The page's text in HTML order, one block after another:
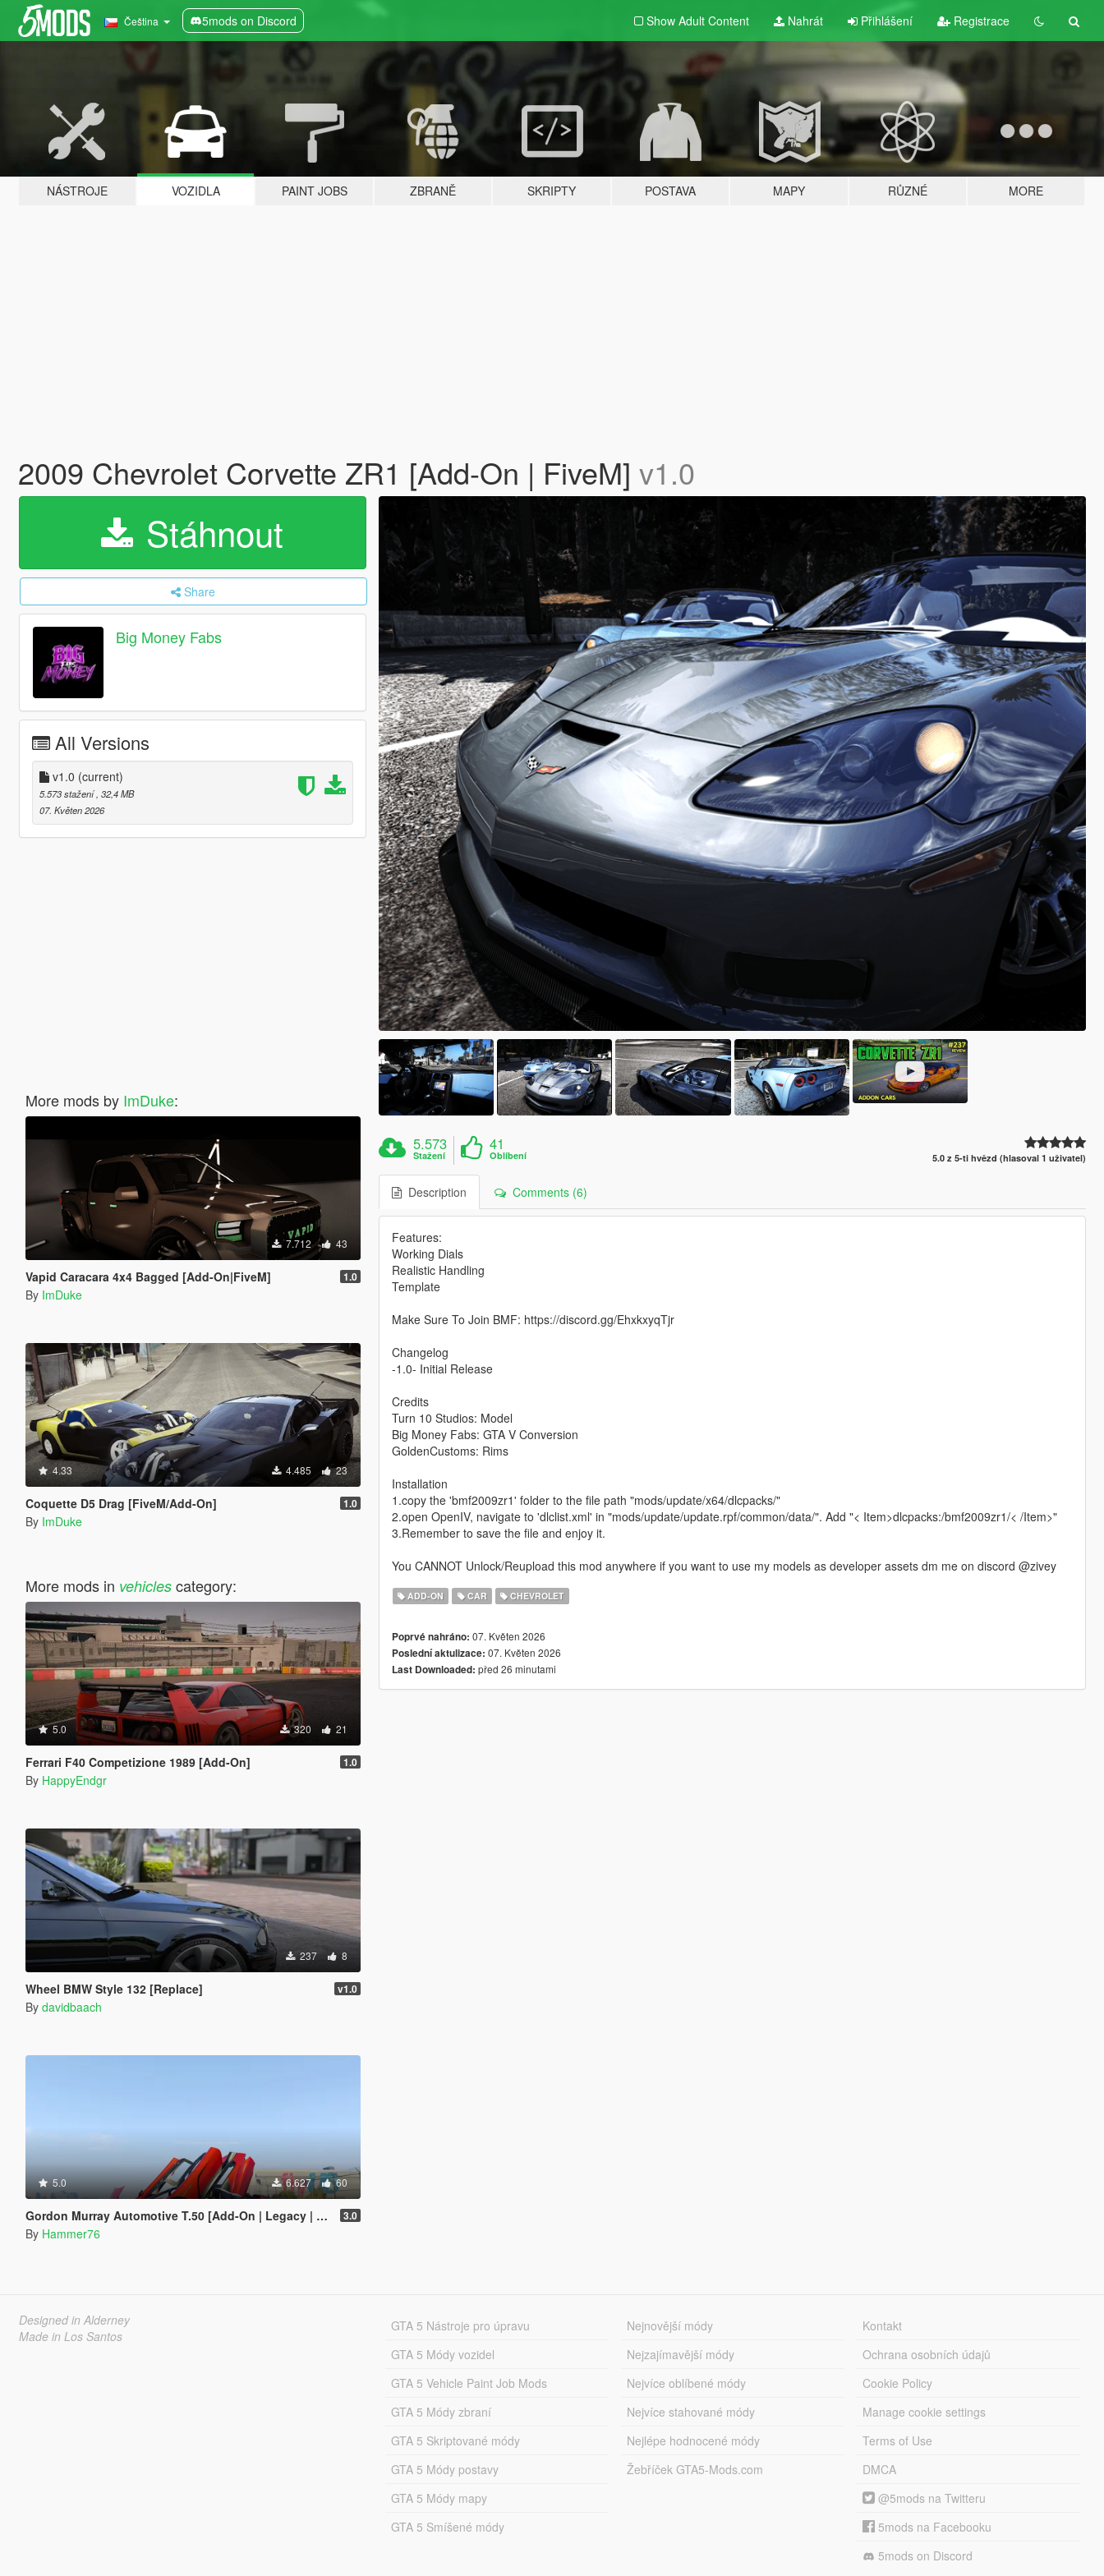
Čeština 5mods on Discord Show Adult Content Nahrát Přihlášení Registrace
NÁSTROJE VOZIDLA PAINT JOBS ZBRANĚ SKRIPTY POSTAVA MAPY RŮZNÉ MORE
2009 Chevrolet Corvette ZR1 [Add-On | FiveM] v1.0
Stáhnout
Share
Big Money Fabs
All Versions
v1.0 (current)
5.573 stažení , 32,4 MB
07. Květen 2026
More mods by ImDuke:
7.712 43
Vapid Caracara 4x4 Bagged [Add-On|FiveM] 1.0
By ImDuke
4.33 4.485 23
Coquette D5 Drag [FiveM/Add-On] 1.0
By ImDuke
More mods in vehiclescategory:
5.0 320 21
Ferrari F40 Competizione 1989 [Add-On] 1.0
By HappyEndgr
237 8
Wheel BMW Style 132 [Replace] v1.0
By davidbaach
5.0 6.627 60
Gordon Murray Automotive T.50 [Add-On | Legacy | Enhanced] 3.0
By Hammer76
5.573
Stažení
41
Oblíbení 5.0 z 5-ti hvězd (hlasoval 1 uživatel)
Description Comments (6)
Features:
Working Dials
Realistic Handling
Template
Make Sure To Join BMF: https://discord.gg/EhxkxyqTjr
Changelog
-1.0- Initial Release
Credits
Turn 10 Studios: Model
Big Money Fabs: GTA V Conversion
GoldenCustoms: Rims
Installation
1.copy the 'bmf2009zr1' folder to the file path "mods/update/x64/dlcpacks/"
2.open OpenIV, navigate to 'dlclist.xml' in "mods/update/update.rpf/common/data/". Add "< Item>dlcpacks:/bmf2009zr1/< /Item>"
3.Remember to save the file and enjoy it.
You CANNOT Unlock/Reupload this mod anywhere if you want to use my models as developer assets dm me on discord @zivey
ADD-ON CAR CHEVROLET
Poprvé nahráno: 07. Květen 2026
Poslední aktulizace: 07. Květen 2026
Last Downloaded: před 26 minutami
Designed in Alderney
Made in Los Santos
GTA 5 Nástroje pro úpravu
GTA 5 Módy vozidel
GTA 5 Vehicle Paint Job Mods
GTA 5 Módy zbraní
GTA 5 Skriptované módy
GTA 5 Módy postavy
GTA 5 Módy mapy
GTA 5 Smíšené módy
Nejnovější módy
Nejzajímavější módy
Nejvíce oblíbené módy
Nejvíce stahované módy
Nejlépe hodnocené módy
Žebříček GTA5-Mods.com
Kontakt
Ochrana osobních údajů
Cookie Policy
Manage cookie settings
Terms of Use
DMCA
@5mods na Twitteru
5mods na Facebooku
5mods on Discord